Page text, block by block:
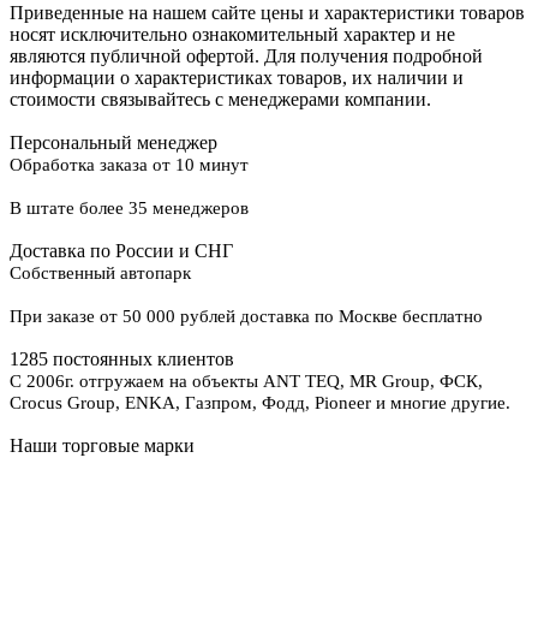
Приведенные на нашем сайте цены и характеристики товаров
носят исключительно ознакомительный характер и не
являются публичной офертой. Для получения подробной
информации о характеристиках товаров, их наличии и
стоимости связывайтесь с менеджерами компании.
Персональный менеджер
Обработка заказа от 10 минут
В штате более 35 менеджеров
Доставка по России и СНГ
Собственный автопарк
При заказе от 50 000 рублей доставка по Москве бесплатно
1285 постоянных клиентов
С 2006г. отгружаем на объекты ANT TEQ, MR Group, ФСК,
Crocus Group, ENKA, Газпром, Фодд, Pioneer и многие другие.
Наши торговые марки